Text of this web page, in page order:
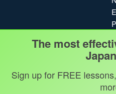
The most
Sign up for FREE